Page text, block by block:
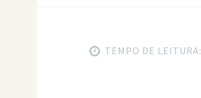
TEMPO DE LEITURA: